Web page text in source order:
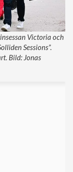
Victoria och
Sessions”.
Bild: Jonas